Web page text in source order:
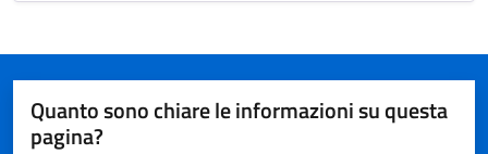
Quanto sono chiare le informazioni su questa
pagina?